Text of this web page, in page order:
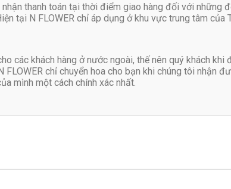
thanh toán tại thời điểm giao hàng đối với những
tại N FLOWER chỉ áp dụng ở khu vực trung tâm của
các khách hàng ở nước ngoài, thế nên quý khách
chỉ chuyển hoa cho bạn khi chúng tôi nhận
mình một cách chính xác nhất.